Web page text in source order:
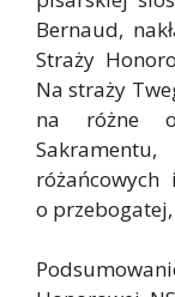
Bernaud,
Straży
Na straży
na różne
o